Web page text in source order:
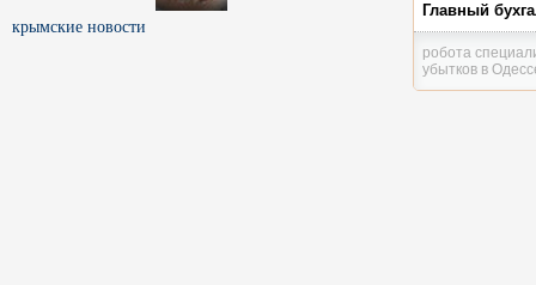
крымские новости
Главный
робота
убытков в